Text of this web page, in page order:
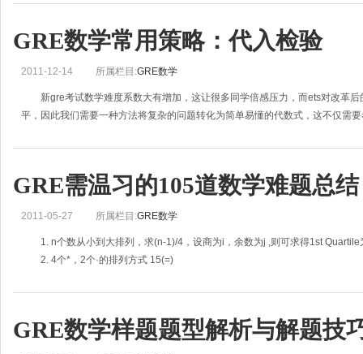
单利 simple interest
折扣 dis
GRE数学常用策略：代入检验
2011-12-14 所属栏目:GRE数学
新gre考试数学难度系数大有增加，这让很多同学倍感压力，而ets对改革后
平，因此我们需要一种方法将复杂的问题转化为简单易懂的代数式，这不仅需
GRE需温习的105道数学难题总结
2011-05-27 所属栏目:GRE数学
1. n个数从小到大排列，求(n-1)/4，设商为i，余数为j ,则可求得1st Quartile
2. 4个*，2个·的排列方式 15(=)
GRE数学样题题型解析与解题技